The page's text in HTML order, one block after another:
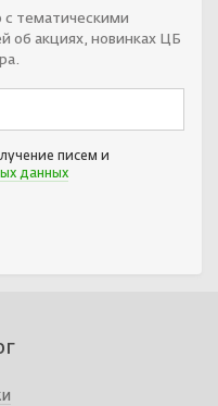
тематическими
об акциях, новинках ЦБ
писем и
данных